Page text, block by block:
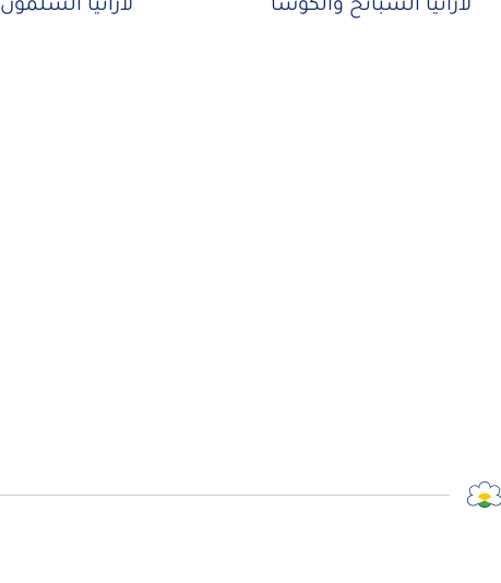
لازانيا السبانخ والكوسا لازانيا السلمون